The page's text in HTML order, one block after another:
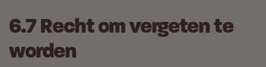
6.7 Recht om vergeten te
worden